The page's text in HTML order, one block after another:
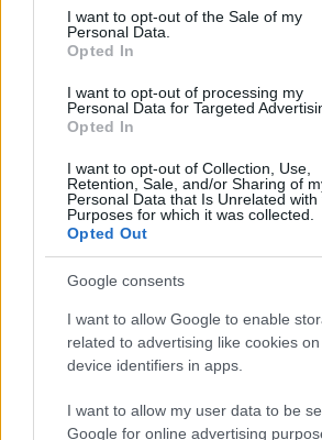
consent section.
I want to opt-out of the Sale of my
Personal Data.
Opted In
I want to opt-out of processing my
Personal Data for Targeted
Opted In
I want to opt-out of Collection, Use,
Retention, Sale, and/or Sharing of
Personal Data that Is Unrelated with
Purposes for which it was collected.
Opted Out
Google consents
I want to allow Google to enable
related to advertising like cookies
device identifiers in apps.
I want to allow my user data to be
Google for online advertising
Condividi l'articolo
F
a
ce
b
o
o
k
T
w
te
r
Pi
n
re
st
W
h
s
A
p
S
h
re
Prossimo articolo
NOTIZIE RECENTI
Gallura, finti clienti
50mila nel resort
Meteo Olbia 7 agosto, sole e